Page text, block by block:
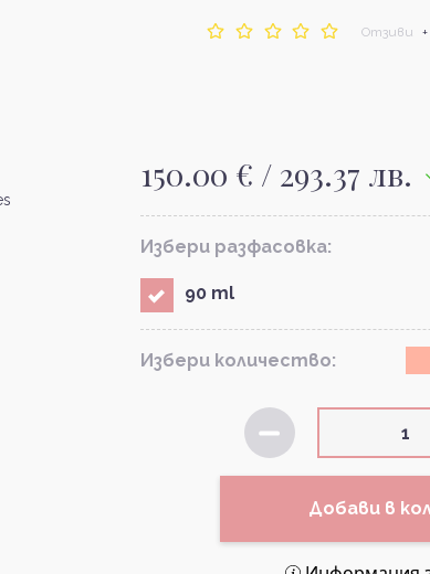
Отзиви
150.00 € / 293.37 лв.
Избери разфасовка:
90 ml
Избери количество:
Добави в